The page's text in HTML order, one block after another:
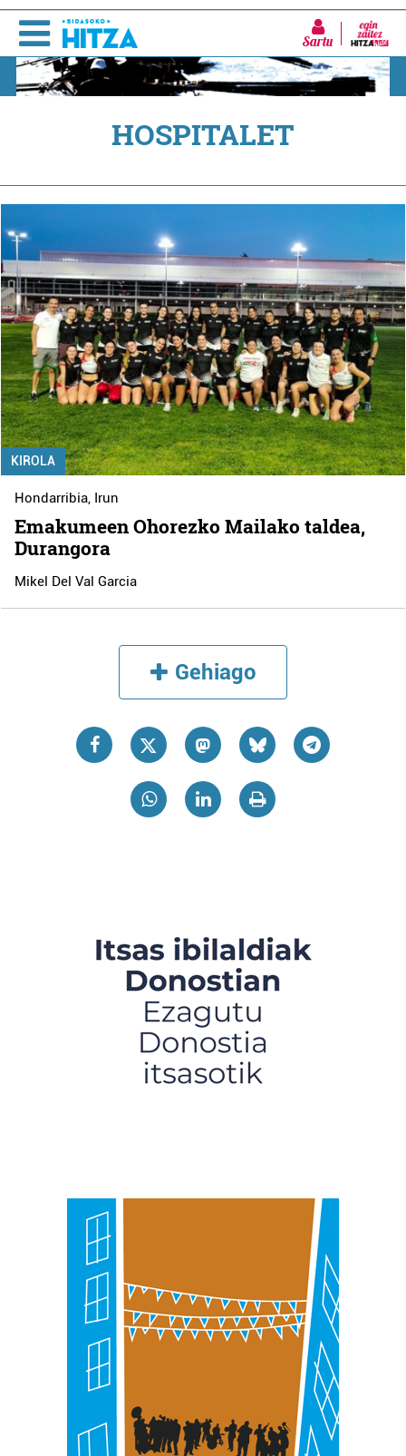
Sartu
HOSPITALET
KIROLA
Hondarribia, Irun
Emakumeen Ohorezko Mailako taldea,
Durangora
Mikel Del Val Garcia
Gehiago